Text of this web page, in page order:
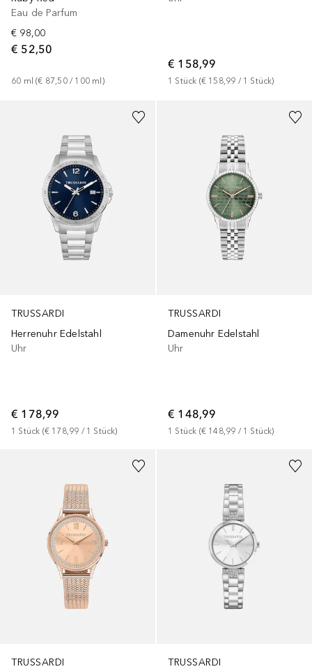
Eau de Parfum
€ 98,00
€ 52,50
60 ml (€ 87,50 / 100 ml)
€ 158,99
1 Stück (€ 158,99 / 1 Stück)
TRUSSARDI
Herrenuhr Edelstahl
Uhr
€ 178,99
1 Stück (€ 178,99 / 1 Stück)
TRUSSARDI
Damenuhr Edelstahl
Uhr
€ 148,99
1 Stück (€ 148,99 / 1 Stück)
TRUSSARDI
TRUSSARDI